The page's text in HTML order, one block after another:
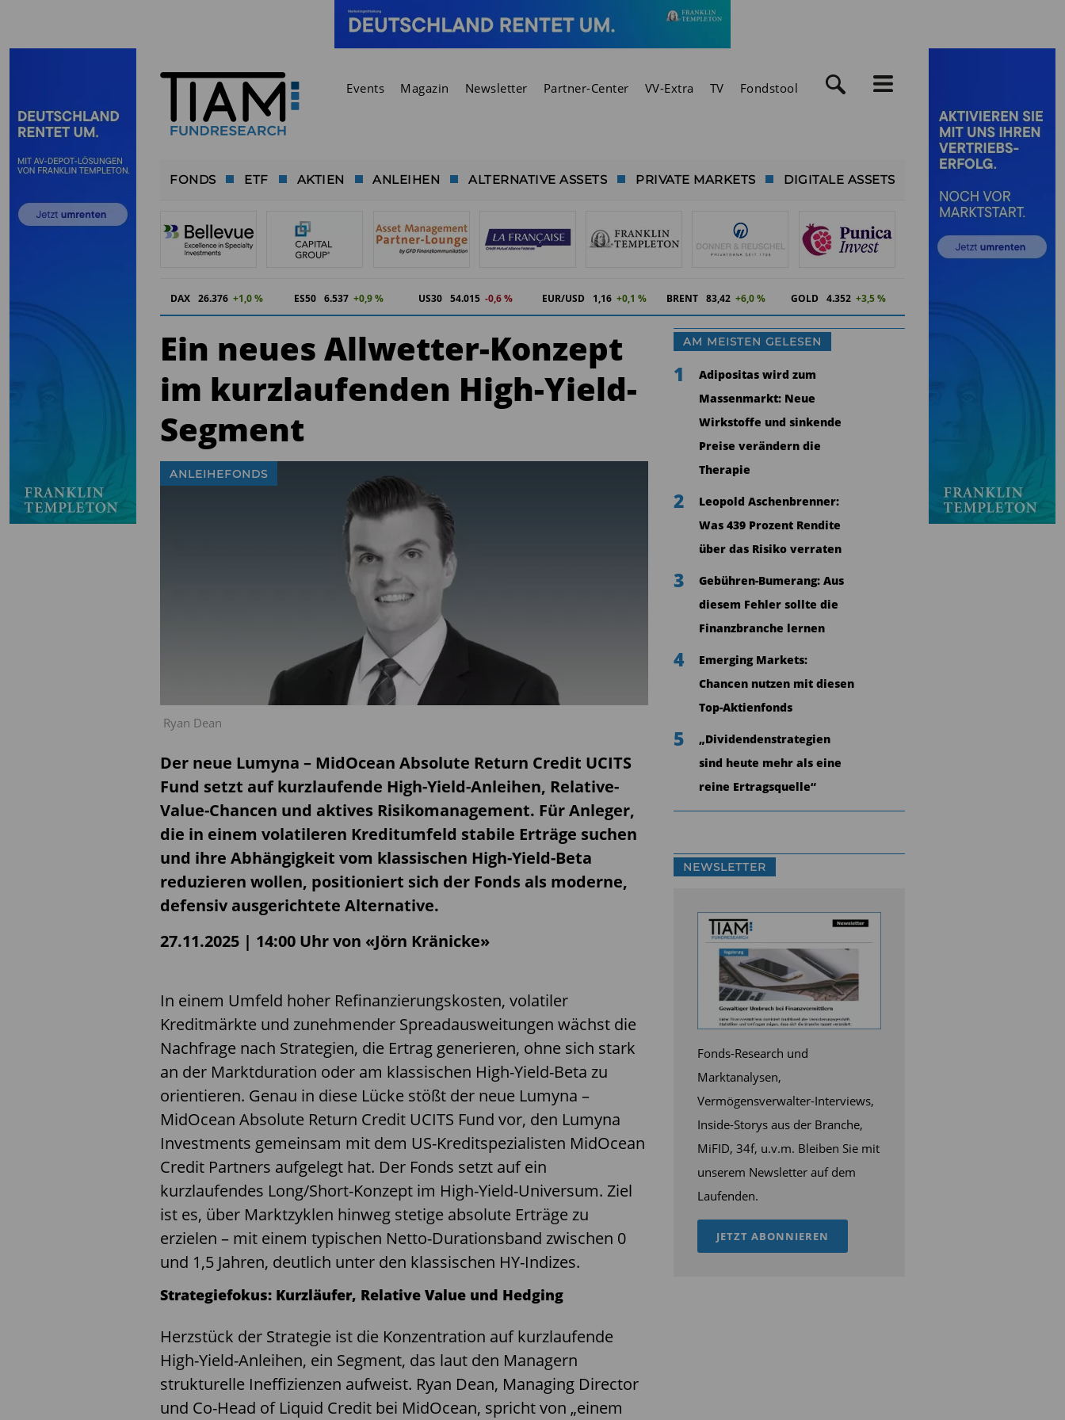
Events Magazin Newsletter Partner-Center VV-Extra TV Fondstool
FONDS ETF AKTIEN ANLEIHEN ALTERNATIVE ASSETS PRIVATE MARKETS DIGITALE ASSETS
DAX 26.376 +1,0 % ES50 6.537 +0,9 % US30 54.017 -0,6 % EUR/USD 1,16 +0,1 % BRENT 83,41 +6,0 % GOLD 4.352 +3,5 %
Ein neues Allwetter-Konzept
im kurzlaufenden High-Yield-
Segment
Ryan Dean
ANLEIHEFONDS
Der neue Lumyna – MidOcean Absolute Return Credit UCITS
Fund setzt auf kurzlaufende High-Yield-Anleihen, Relative-
Value-Chancen und aktives Risikomanagement. Für Anleger,
die in einem volatileren Kreditumfeld stabile Erträge suchen
und ihre Abhängigkeit vom klassischen High-Yield-Beta
reduzieren wollen, positioniert sich der Fonds als moderne,
defensiv ausgerichtete Alternative.
27.11.2025 | 14:00 Uhr von «Jörn Kränicke»
In einem Umfeld hoher Refinanzierungskosten, volatiler
Kreditmärkte und zunehmender Spreadausweitungen wächst die
Nachfrage nach Strategien, die Ertrag generieren, ohne sich stark
an der Marktduration oder am klassischen High-Yield-Beta zu
orientieren. Genau in diese Lücke stößt der neue Lumyna –
MidOcean Absolute Return Credit UCITS Fund vor, den Lumyna
Investments gemeinsam mit dem US-Kredit­spezialisten MidOcean
Credit Partners aufgelegt hat. Der Fonds setzt auf ein
kurzlaufendes Long/Short-Konzept im High-Yield-Universum. Ziel
ist es, über Marktzyklen hinweg stetige absolute Erträge zu
erzielen – mit einem typischen Netto-Durationsband zwischen 0
und 1,5 Jahren, deutlich unter den klassischen HY-Indizes.
Strategiefokus: Kurzläufer, Relative Value und Hedging
Herzstück der Strategie ist die Konzentration auf kurzlaufende
High-Yield-Anleihen, ein Segment, das laut den Managern
strukturelle Ineffizienzen aufweist. Ryan Dean, Managing Director
und Co-Head of Liquid Credit bei MidOcean, spricht von „einem
AM MEISTEN GELESEN
1
Adipositas wird zum
Massenmarkt: Neue
Wirkstoffe und sinkende
Preise verändern die
Therapie
2
Leopold Aschenbrenner:
Was 439 Prozent Rendite
über das Risiko verraten
3
Gebühren-Bumerang: Aus
diesem Fehler sollte die
Finanzbranche lernen
4
Emerging Markets:
Chancen nutzen mit diesen
Top-Aktienfonds
5
„Dividendenstrategien
sind heute mehr als eine
reine Ertragsquelle“
NEWSLETTER
Fonds-Research und
Marktanalysen,
Vermögensverwalter-Interviews,
Inside-Storys aus der Branche,
MiFID, 34f, u.v.m. Bleiben Sie mit
unserem Newsletter auf dem
Laufenden.
JETZT ABONNIEREN